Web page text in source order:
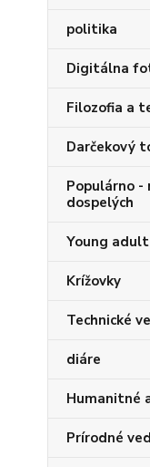
politika
Digitálna
Filozofia a
Darčekový
Populárno -
dospelých
Young adult
Krížovky
Technické
diáre
Humanitné
Prírodné